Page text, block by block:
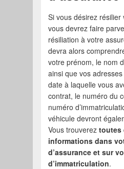
Si vous désirez résilier
vous devrez faire
résiliation à votre
devra alors
votre prénom, le nom
ainsi que vos
date à laquelle vous
contrat, le numéro du
numéro
véhicule devront
Vous trouvereztoutes
informations dans
d’assurance et sur
d’immatriculation.